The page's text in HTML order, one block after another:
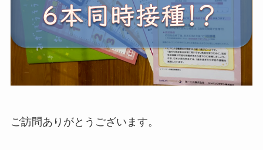
ご訪問ありがとうございます。